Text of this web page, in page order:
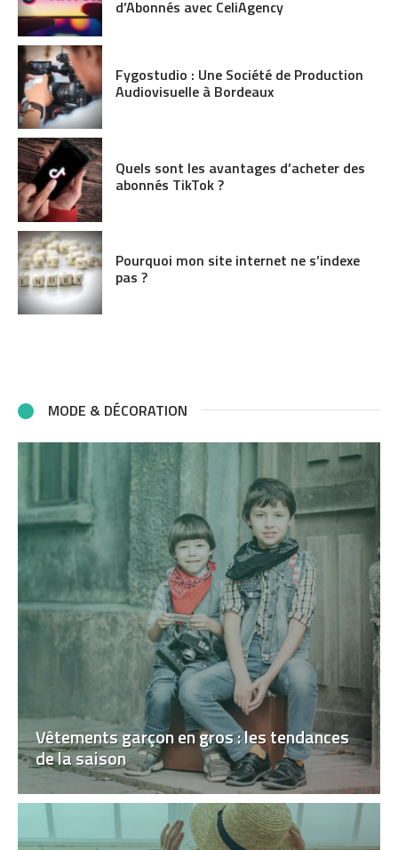
d’Abonnés avec CeliAgency
Fygostudio : Une Société de Production
Audiovisuelle à Bordeaux
Quels sont les avantages d’acheter des
abonnés TikTok ?
Pourquoi mon site internet ne s’indexe
pas ?
MODE & DÉCORATION
Vêtements garçon en gros : les tendances
de la saison